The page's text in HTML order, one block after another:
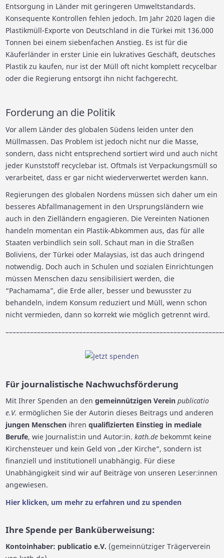
Entsorgung in Länder mit geringeren Umweltstandards.
Konsequente Kontrollen fehlen jedoch. Im Jahr 2020 lagen die
Plastikmüll-Exporte von Deutschland in die Türkei mit 136.000
Tonnen bei einem siebenfachen Anstieg. Es ist für die
Käuferländer in erster Linie ein lukratives Geschäft, deutsches
Plastik zu kaufen, nur ist der Müll oft nicht komplett recycelbar
oder die Regierung entsorgt ihn nicht fachgerecht.
Forderung an die Politik
Vor allem Länder des globalen Südens leiden unter den
Müllmassen. Das Problem ist jedoch nicht nur die Masse,
sondern, dass nicht entsprechend sortiert wird und auch nicht
jeder Kunststoff recyclebar ist. Oftmals ist Verpackungsmüll so
verarbeitet, dass er gar nicht wiederverwertet werden kann.
Regierungen des globalen Nordens müssen sich daher um ein
besseres Abfallmanagement in den Ursprungsländern wie
auch in den Zielländern engagieren. Die Vereinten Nationen
handeln momentan ein Plastik-Abkommen aus, das für alle
Staaten verbindlich sein soll. Schaut man in die Straßen
Boliviens, der Türkei oder Malaysias, ist das auch dringend
notwendig. Doch auch in Schulen und sozialen Einrichtungen
müssen Menschen dazu sensibilisiert werden, die
“Pachamama”, die Erde aller, besser und bewusster zu
behandeln, indem Konsum reduziert und Müll, wenn schon
nicht vermieden, dann so korrekt wie möglich getrennt wird.
Für journalistische Nachwuchsförderung
Mit Ihrer Spenden an den gemeinnützigen Verein publicatio
e.V. ermöglichen Sie der Autorin dieses Beitrags und anderen
jungen Menschenihren qualifizierten Einstieg in mediale
Berufe, wie Journalist:in und Autor:in. kath.debekommt keine
Kirchensteuer und kein Geld von „der Kirche“, sondern ist
finanziell und institutionell unabhängig. Für diese
Unabhängigkeit sind wir auf Beiträge von unseren Leser:innen
angewiesen.
Hier klicken, um mehr zu erfahren und zu spenden
Ihre Spende per Banküberweisung:
Kontoinhaber: publicatio e.V. (gemeinnütziger Trägerverein